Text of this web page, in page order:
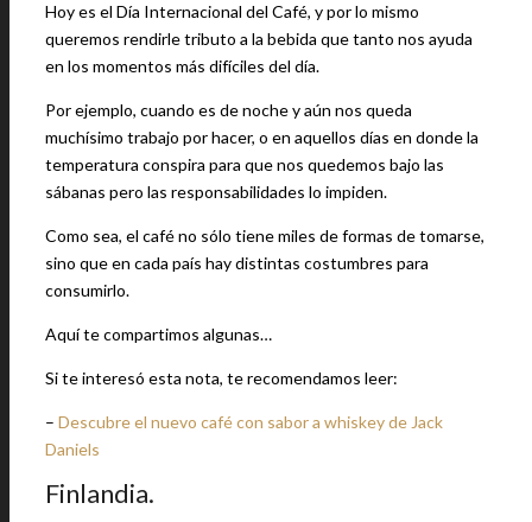
Hoy es el Día Internacional del Café, y por lo mismo
queremos rendirle tributo a la bebida que tanto nos ayuda
en los momentos más difíciles del día.
Por ejemplo, cuando es de noche y aún nos queda
muchísimo trabajo por hacer, o en aquellos días en donde la
temperatura conspira para que nos quedemos bajo las
sábanas pero las responsabilidades lo impiden.
Como sea, el café no sólo tiene miles de formas de tomarse,
sino que en cada país hay distintas costumbres para
consumirlo.
Aquí te compartimos algunas…
Si te interesó esta nota, te recomendamos leer:
– Descubre el nuevo café con sabor a whiskey de Jack
Daniels
Finlandia.